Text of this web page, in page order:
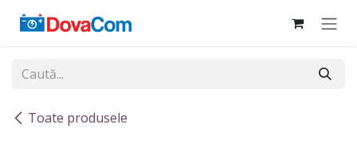
Toate produsele